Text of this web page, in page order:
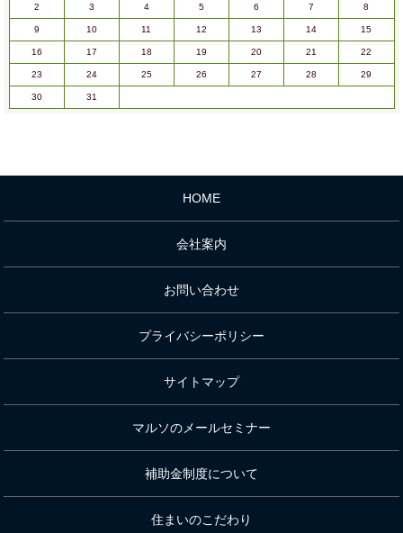
2 3 4 5 6 7 8
9 10 11 12 13 14 15
16 17 18 19 20 21 22
23 24 25 26 27 28 29
30 31
HOME
会社案内
お問い合わせ
プライバシーポリシー
サイトマップ
マルソのメールセミナー
補助金制度について
住まいのこだわり